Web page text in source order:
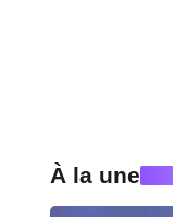
À la une